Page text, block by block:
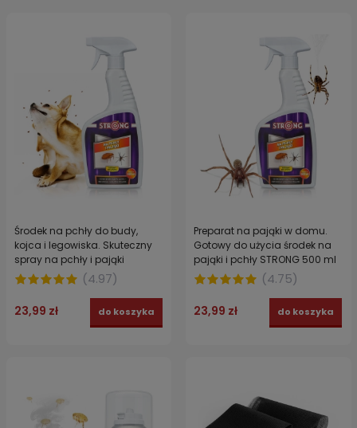
Środek na pchły do budy,
kojca i legowiska. Skuteczny
spray na pchły i pająki
wewnątrz i na zewnątrz
pomieszczeń STRONG 500 ml
(4.97)
23,99 zł do koszyka
Preparat na pająki w domu.
Gotowy do użycia środek na
pająki i pchły STRONG 500 ml
(4.75)
23,99 zł do koszyka